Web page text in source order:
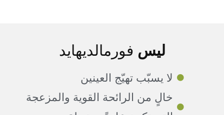
ليس فورمالديهايد
لا يسبّب تهيّج العينين
خالٍ من الرائحة القوية والمزعجة